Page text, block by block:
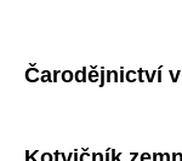
Čarodějnictví